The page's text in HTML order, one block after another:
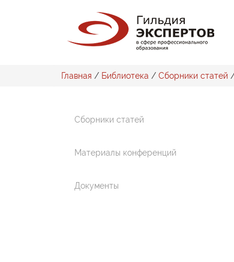
Главная / Библиотека / Сборники статей
Сборники статей
Материалы конференций
Документы